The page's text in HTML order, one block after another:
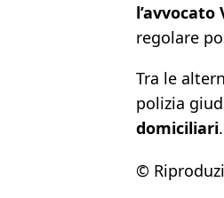
l’avvocato
regolare
Tra le
polizia
domiciliari
©